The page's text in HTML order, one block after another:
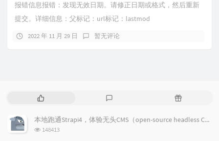
报错信息报错：发现无效日期。请修正日期或格式，然后重新
提交。详细信息：父标记：url标记：lastmod
2022 年 11 月 29 日 暂无评论
热
文
章
评
论
随
文
本地跑通Strapi4，体验无头CMS（open-source headless CMS）
浏
148413